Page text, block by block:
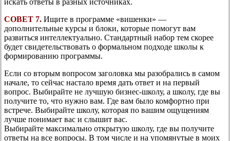
СОВЕТ 7. Ищите в программе «вишенки» —
дополнительные курсы и блоки, которые помогут вам
развиться интеллектуально. Стандартный набор тем скорее
будет свидетельствовать о формальном подходе школы к
формированию программы.
Если со вторым вопросом заголовка мы разобрались в самом
начале, то сейчас настало время дать ответ и на первый
вопрос. Выбирайте не лучшую бизнес-школу, а школу, где вы
получите то, что нужно вам. Где вам было комфортно при
встрече. Выбирайте школу, которая по вашим ощущениям
лучше понимает вас и слышит вас.
Выбирайте максимально открытую школу, где вы получите
ответы на все вопросы. В том числе и на упомянутые в моих